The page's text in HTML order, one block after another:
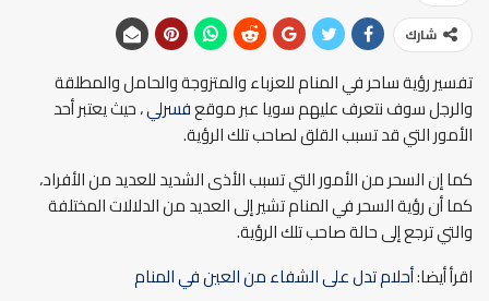
شارك
تفسير رؤية ساحر في المنام للعزباء والمتزوجة والحامل والمطلقة
والرجل سوف نتعرف عليهم سويا عبر موقعفسرلي، حيث يعتبر أحد
الأمور التي قد تسبب القلق لصاحب تلك الرؤية.
كما إن السحر من الأمور التي تسبب الأذى الشديد للعديد من الأفراد،
كما أن رؤية السحر في المنام تشير إلى العديد من الدلالات المختلفة
والتي ترجع إلى حالة صاحب تلك الرؤية.
اقرأ أيضا:أحلام تدل على الشفاء من العين في المنام